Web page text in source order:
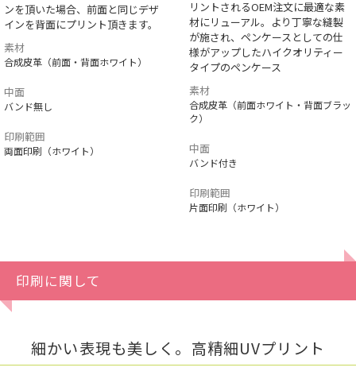
ンを頂いた場合、前面と同じデザ
インを背面にプリント頂きます。
素材
合成皮革（前面・背面ホワイト）
中面
バンド無し
印刷範囲
両面印刷（ホワイト）
リントされるOEM注文に最適な素
材にリューアル。より丁寧な縫製
が施され、ペンケースとしての仕
様がアップしたハイクオリティー
タイプのペンケース
素材
合成皮革（前面ホワイト・背面ブラッ
ク）
中面
バンド付き
印刷範囲
片面印刷（ホワイト）
印刷に関して
細かい表現も美しく。高精細UVプリント